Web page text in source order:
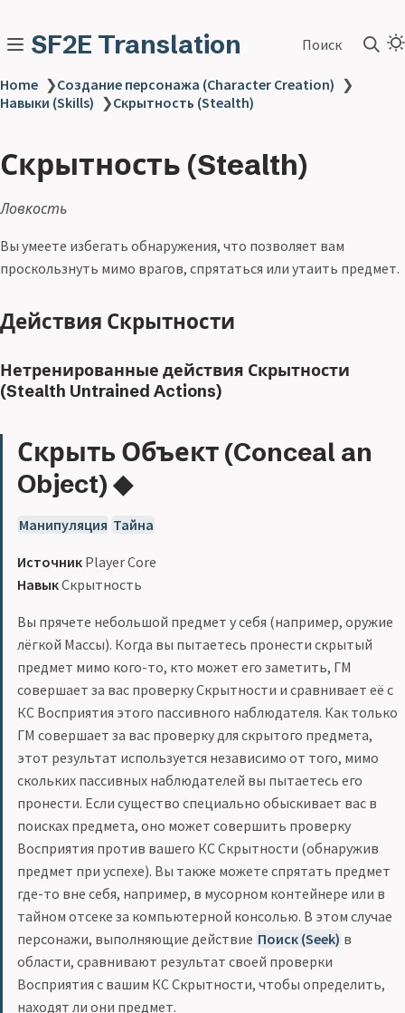
SF2E Translation Поиск
Home ❯Создание персонажа (Character Creation) ❯
Навыки (Skills) ❯Скрытность (Stealth)
Скрытность (Stealth)
Ловкость
Вы умеете избегать обнаружения, что позволяет вам
проскользнуть мимо врагов, спрятаться или утаить предмет.
Действия Скрытности
Нетренированные действия Скрытности
(Stealth Untrained Actions)
Скрыть Объект (Conceal an
Object) ◆
Манипуляция Тайна
Источник Player Core
НавыкСкрытность
Вы прячете небольшой предмет у себя (например, оружие
лёгкой Массы). Когда вы пытаетесь пронести скрытый
предмет мимо кого-то, кто может его заметить, ГМ
совершает за вас проверку Скрытности и сравнивает её с
КС Восприятия этого пассивного наблюдателя. Как только
ГМ совершает за вас проверку для скрытого предмета,
этот результат используется независимо от того, мимо
скольких пассивных наблюдателей вы пытаетесь его
пронести. Если существо специально обыскивает вас в
поисках предмета, оно может совершить проверку
Восприятия против вашего КС Скрытности (обнаружив
предмет при успехе). Вы также можете спрятать предмет
где-то вне себя, например, в мусорном контейнере или в
тайном отсеке за компьютерной консолью. В этом случае
персонажи, выполняющие действие Поиск (Seek) в
области, сравнивают результат своей проверки
Восприятия с вашим КС Скрытности, чтобы определить,
находят ли они предмет.